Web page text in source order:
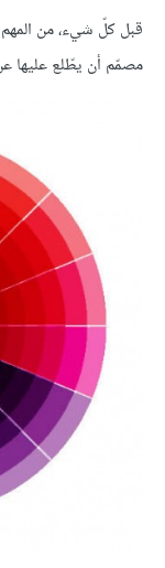
قبل كلّ شيء، من
مصمّم أن يطّلع عليها